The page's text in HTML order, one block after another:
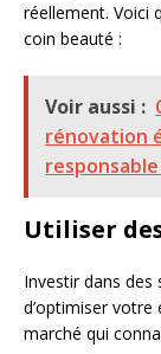
réellement. Voici
coin beauté :
Voir aussi :
rénovation
responsable
Utiliser
Investir dans
d’optimiser votre
marché qui